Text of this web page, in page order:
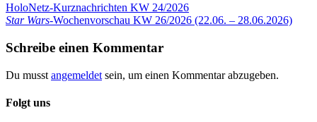
Beitragsnavigation
Vorheriger
Beitrag:
HoloNetz-Kurznachrichten KW 24/2026
Nächster
Star Wars-Wochenvorschau KW 26/2026 (22.06. – 28.06.2026)
Schreibe einen Kommentar
Du musst angemeldet sein, um einen Kommentar abzugeben.
Folgt uns